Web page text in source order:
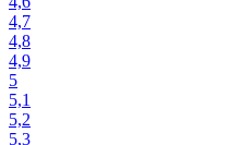
4,7
4,8
4,9
5
5,1
5,2
5,3